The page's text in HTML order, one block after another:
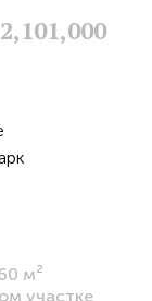
2,101,000
м²
участке